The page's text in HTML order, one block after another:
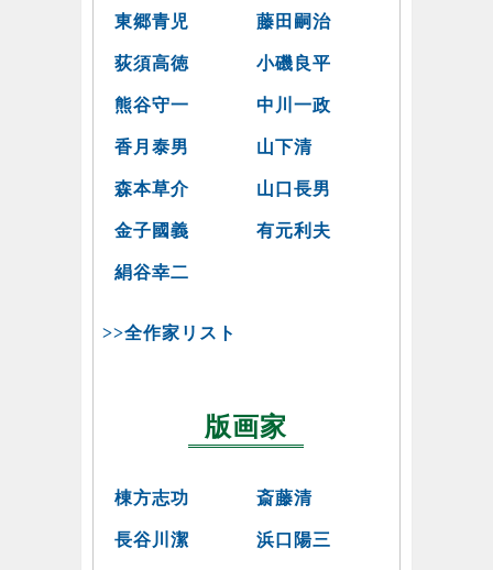
東郷青児 藤田嗣治
荻須高徳 小磯良平
熊谷守一 中川一政
香月泰男 山下清
森本草介 山口長男
金子國義 有元利夫
絹谷幸二
>>全作家リスト
版画家
棟方志功 斎藤清
長谷川潔 浜口陽三